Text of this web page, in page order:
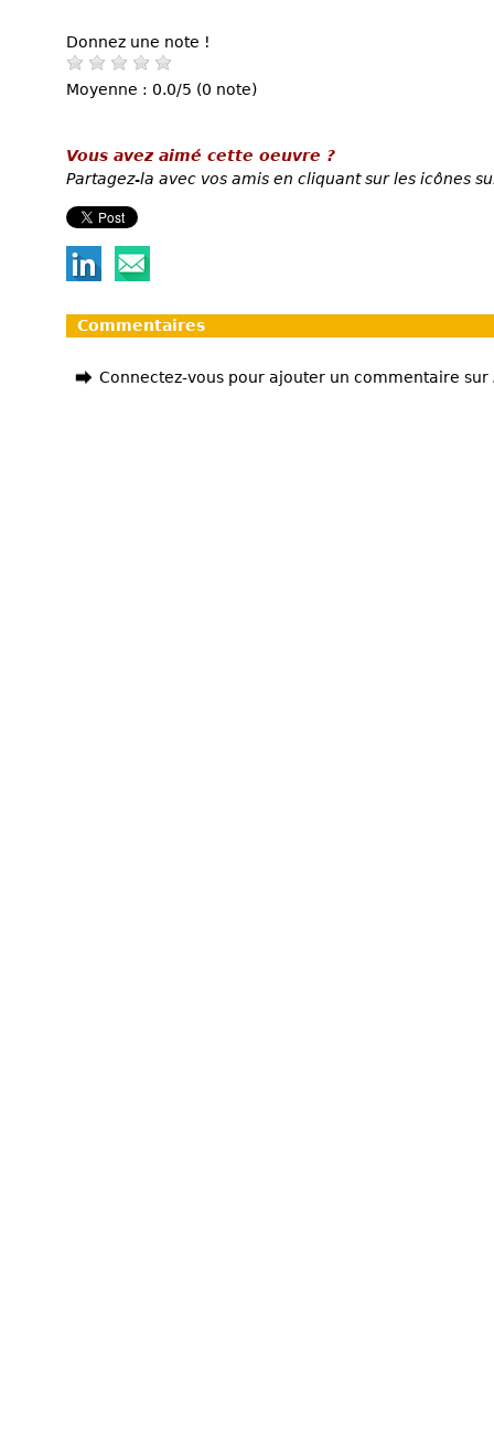
Donnez une note !
Moyenne : 0.0/5 (0 note)
Vous avez aimé cette oeuvre ?
Partagez-la avec vos amis en cliquant sur les icônes
Commentaires
Connectez-vous pour ajouter un commentaire sur